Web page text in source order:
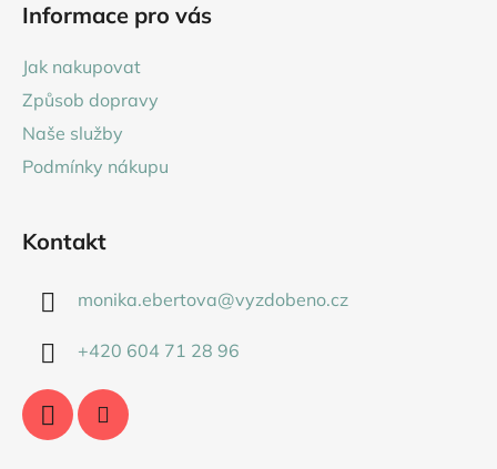
Informace pro vás
Jak nakupovat
Způsob dopravy
Naše služby
Podmínky nákupu
Kontakt
monika.ebertova@vyzdobeno.cz
+420 604 71 28 96